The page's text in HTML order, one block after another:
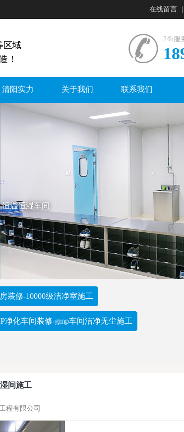
在线留言
区域
！
24h服
清阳实力 关于我们 联系我们
恒温恒湿车间
装修-10000级洁净室施工
净化车间装修-gmp车间洁净无尘施工
间施工
程有限公司